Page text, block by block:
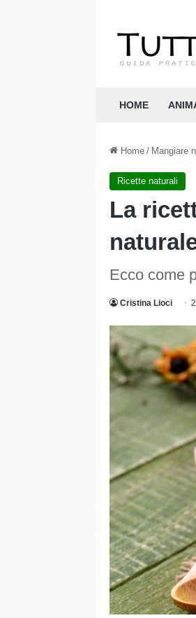
HOME
Home / Mangiare
Ricette naturali
La
Ecco come
Cristina Lioci